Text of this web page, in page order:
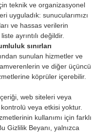
teknik ve organizasyonel
uyguladık: sunucularımızı
ve hassas verilerin
ayrıntılı değildir.
sınırları
sunulan hizmetler ve
ve diğer üçüncü
köprüler içerebilir.
web siteleri veya
veya etkisi yoktur.
kullanımı için farklı
Gizlilik Beyanı, yalnızca